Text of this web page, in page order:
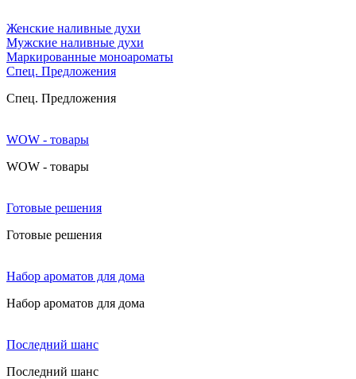
Женские наливные духи
Мужские наливные духи
Маркированные моноароматы
Cпец. Предложения
Cпец. Предложения
WOW - товары
WOW - товары
Готовые решения
Готовые решения
Набор ароматов для дома
Набор ароматов для дома
Последний шанс
Последний шанс